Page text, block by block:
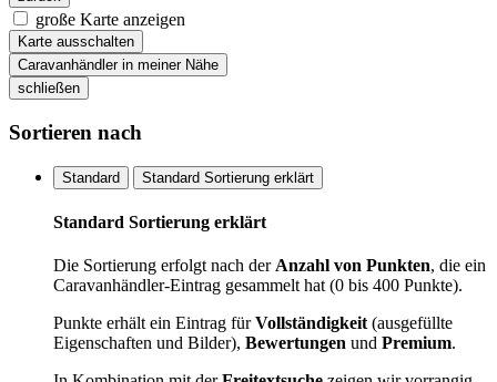
große Karte anzeigen
Karte ausschalten
Caravanhändler in meiner Nähe
schließen
Sortieren nach
Standard Standard Sortierung erklärt
Standard Sortierung erklärt
Die Sortierung erfolgt nach derAnzahl von Punkten, die ein
Caravanhändler-Eintrag gesammelt hat (0 bis 400 Punkte).
Punkte erhält ein Eintrag fürVollständigkeit(ausgefüllte
Eigenschaften und Bilder), Bewertungen und Premium.